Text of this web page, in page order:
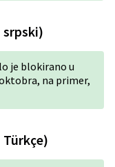
je blokirano u
na primer,